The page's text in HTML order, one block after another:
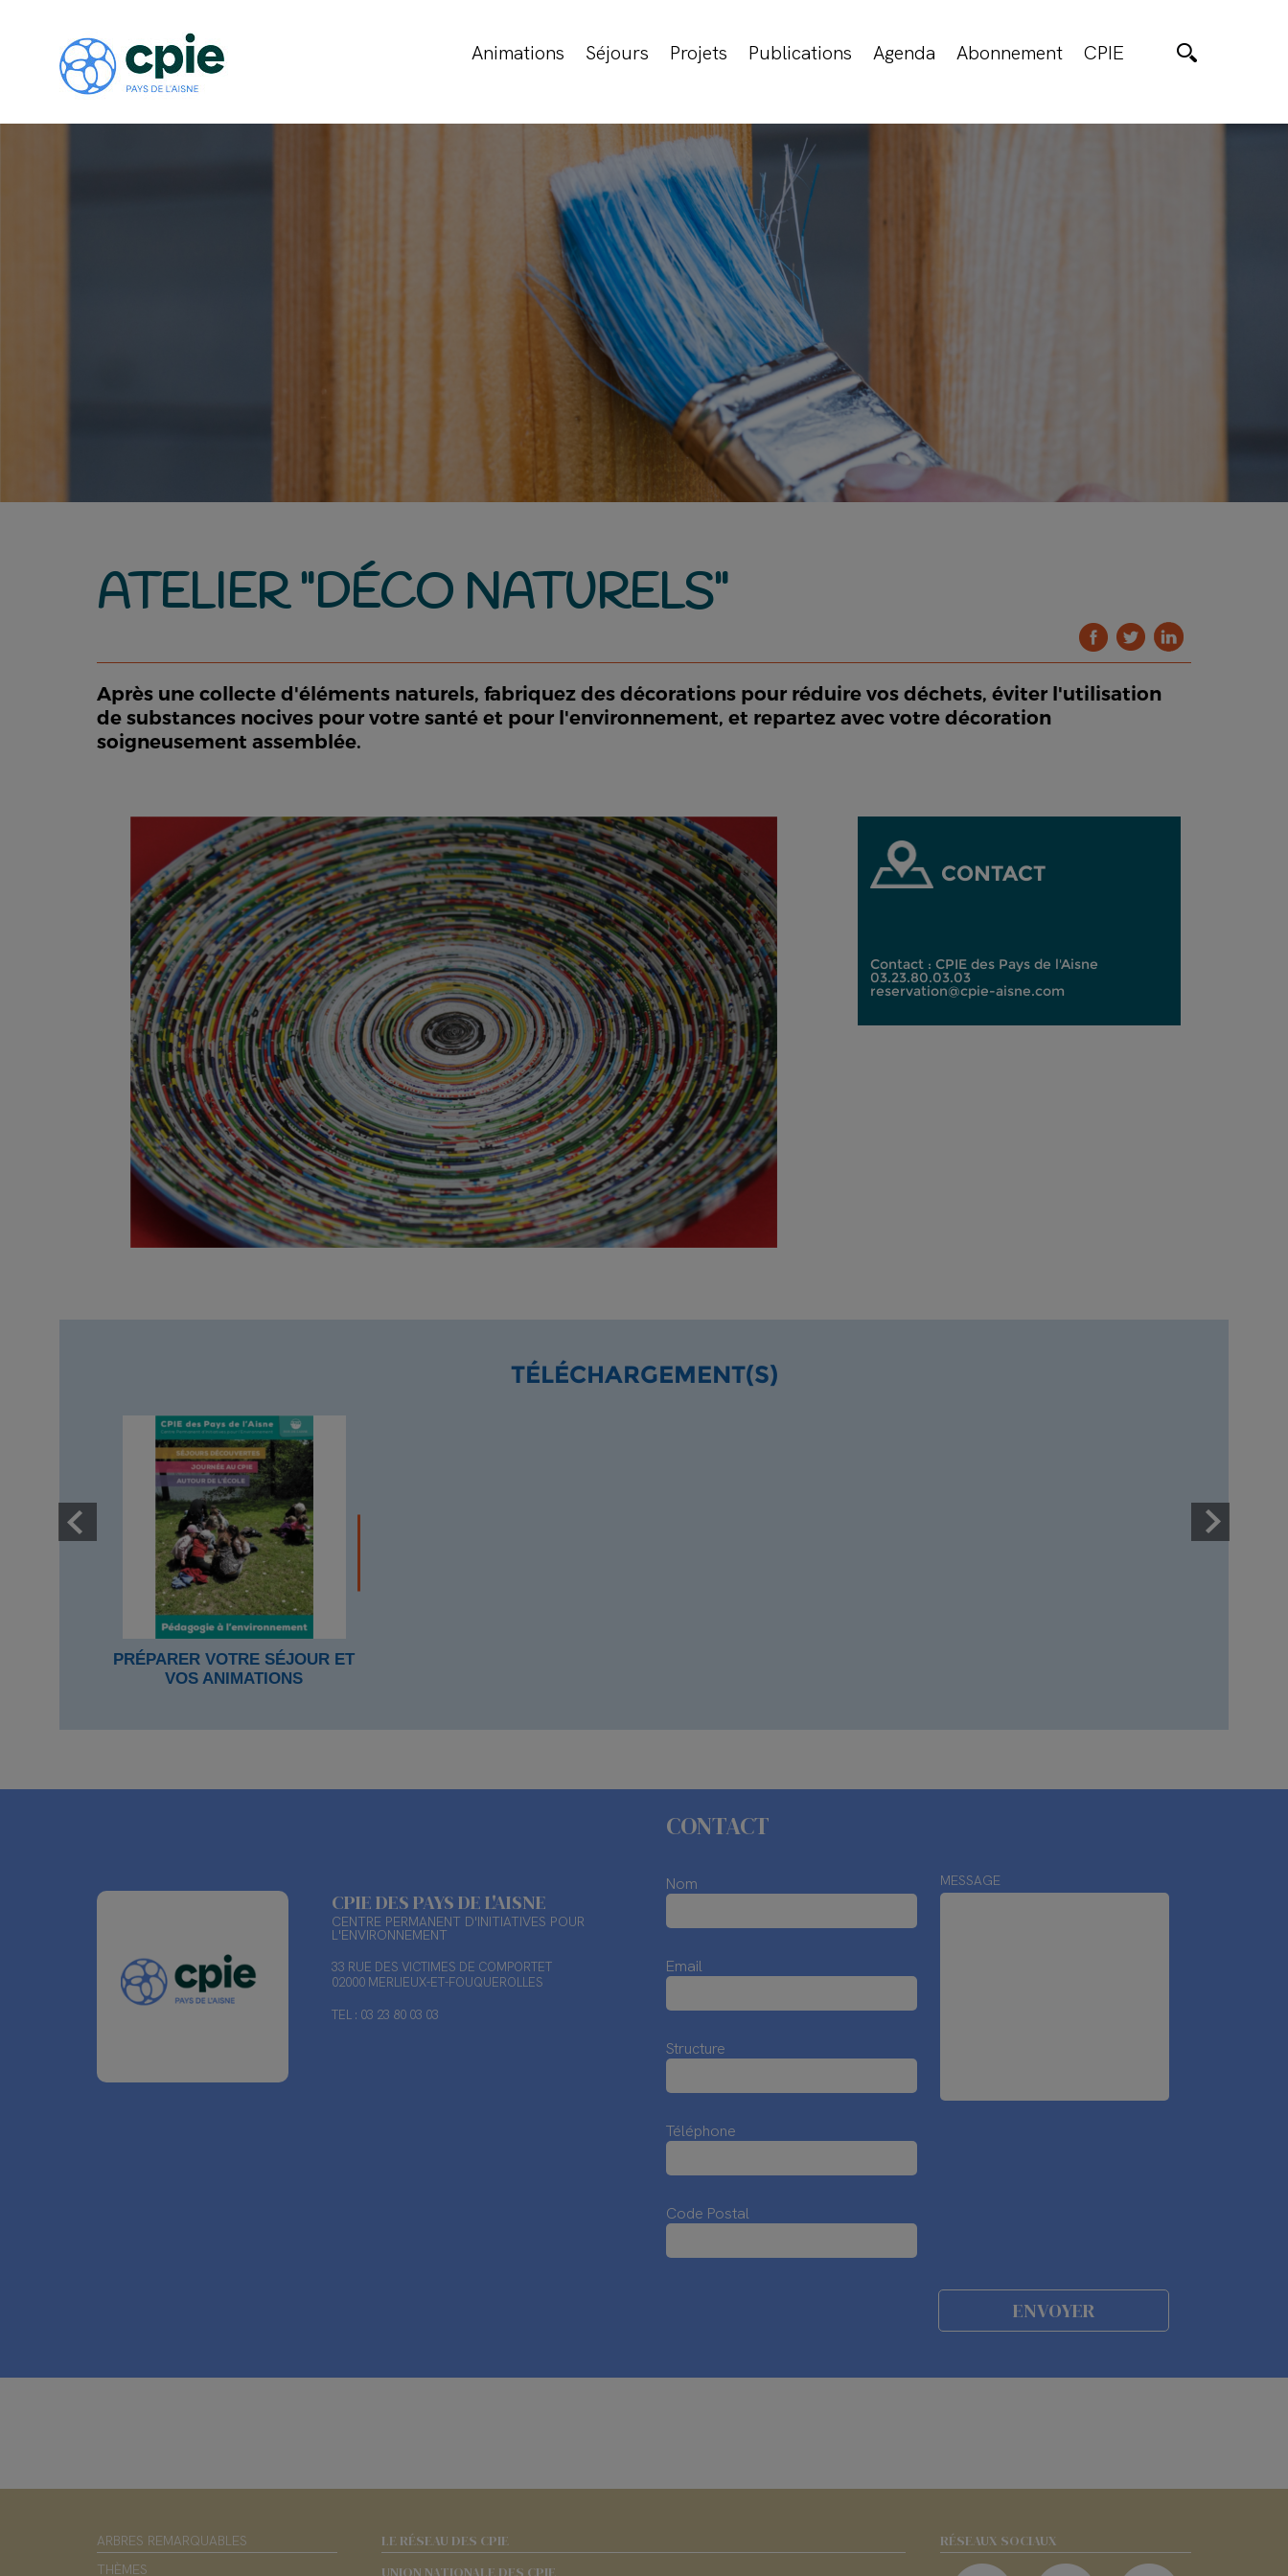
Animations Séjours Projets Publications Agenda Abonnement CPIE
ATELIER "DÉCO NATURELS"
Après une collecte d'éléments naturels, fabriquez des décorations pour réduire vos déchets, éviter l'utilisation
de substances nocives pour votre santé et pour l'environnement, et repartez avec votre décoration
soigneusement assemblée.
CONTACT
Contact : CPIE des Pays de l'Aisne
03.23.80.03.03
reservation@cpie-aisne.com
TÉLÉCHARGEMENT(S)
PRÉPARER VOTRE SÉJOUR ET
VOS ANIMATIONS
CPIE DES PAYS DE L'AISNE
CENTRE PERMANENT D'INITIATIVES POUR
L'ENVIRONNEMENT
33 RUE DES VICTIMES DE COMPORTET
02000 MERLIEUX-ET-FOUQUEROLLES
TEL : 03 23 80 03 03
CONTACT
Nom
Email
Structure
Téléphone
Code Postal
MESSAGE
ARBRES REMARQUABLES
THÈMES
LE RÉSEAU DES CPIE
UNION NATIONALE DES CPIE
RÉSEAUX SOCIAUX